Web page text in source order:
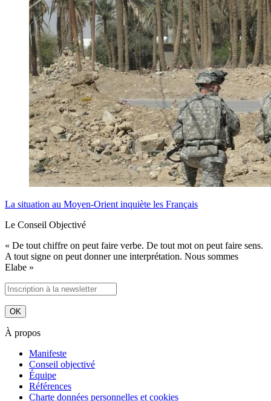
La situation au Moyen-Orient inquiète les Français
Le Conseil Objectivé
« De tout chiffre on peut faire verbe. De tout mot on peut faire sens.
A tout signe on peut donner une interprétation. Nous sommes
Elabe »
À propos
Manifeste
Conseil objectivé
Équipe
Références
Charte données personnelles et cookies